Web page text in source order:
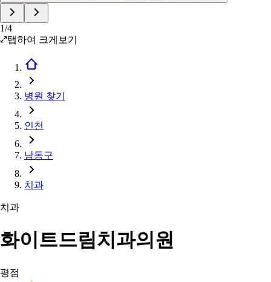
1/4
탭하여 크게보기
병원 찾기
인천
남동구
치과
치과
화이트드림치과의원
평점